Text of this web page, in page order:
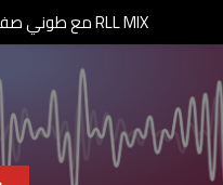
RLL MIX مع طوني صفير: الجمعة التاسعة ليلا